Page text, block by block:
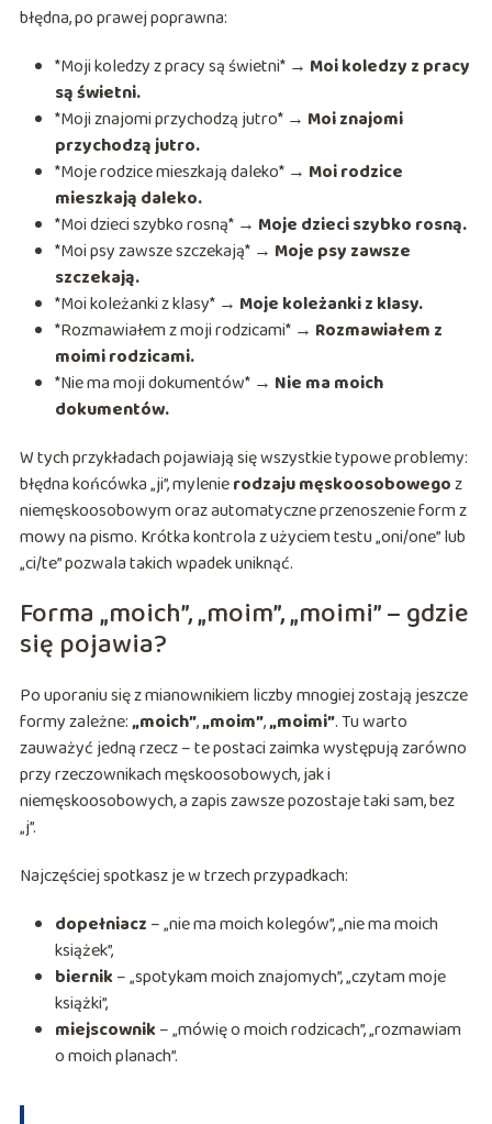
błędna, po prawej poprawna:
*Moji koledzy z pracy są świetni* → Moi koledzy z pracy
są świetni.
*Moji znajomi przychodzą jutro* → Moi znajomi
przychodzą jutro.
*Moje rodzice mieszkają daleko* → Moi rodzice
mieszkają daleko.
*Moi dzieci szybko rosną* → Moje dzieci szybko rosną.
*Moi psy zawsze szczekają* → Moje psy zawsze
szczekają.
*Moi koleżanki z klasy* → Moje koleżanki z klasy.
*Rozmawiałem z moji rodzicami* → Rozmawiałem z
moimi rodzicami.
*Nie ma moji dokumentów* → Nie ma moich
dokumentów.
W tych przykładach pojawiają się wszystkie typowe problemy:
błędna końcówka „ji”, mylenierodzaju męskoosobowegoz
niemęskoosobowym oraz automatyczne przenoszenie form z
mowy na pismo. Krótka kontrola z użyciem testu „oni/one” lub
„ci/te” pozwala takich wpadek uniknąć.
Forma „moich”, „moim”, „moimi” – gdzie
się pojawia?
Po uporaniu się z mianownikiem liczby mnogiej zostają jeszcze
formy zależne:„moich”,„moim”,„moimi”. Tu warto
zauważyć jedną rzecz – te postaci zaimka występują zarówno
przy rzeczownikach męskoosobowych, jak i
niemęskoosobowych, a zapis zawsze pozostaje taki sam, bez
„j”.
Najczęściej spotkasz je w trzech przypadkach:
dopełniacz – „nie ma moich kolegów”, „nie ma moich
książek”,
biernik – „spotykam moich znajomych”, „czytam moje
książki”,
miejscownik – „mówię o moich rodzicach”, „rozmawiam
o moich planach”.